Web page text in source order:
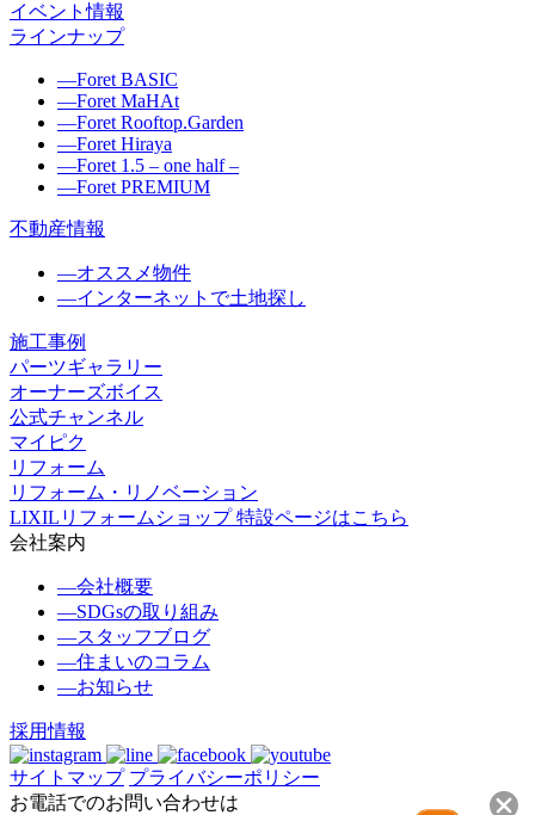
イベント情報
ラインナップ
―Foret BASIC
―Foret MaHAt
―Foret Rooftop.Garden
―Foret Hiraya
―Foret 1.5 – one half –
―Foret PREMIUM
不動産情報
―オススメ物件
―インターネットで土地探し
施工事例
パーツギャラリー
オーナーズボイス
公式チャンネル
マイピク
リフォーム
リフォーム・リノベーション
LIXILリフォームショップ 特設ページはこちら
会社案内
―会社概要
―SDGsの取り組み
―スタッフブログ
―住まいのコラム
―お知らせ
採用情報
サイトマップ プライバシーポリシー
お電話でのお問い合わせは